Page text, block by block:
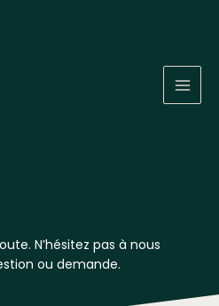
N’hésitez pas à nous
ou demande.